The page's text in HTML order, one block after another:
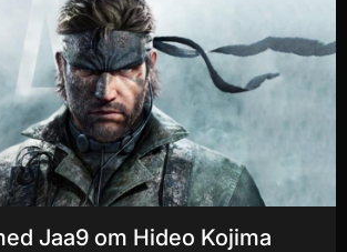
Jaa9 om Hideo Kojima